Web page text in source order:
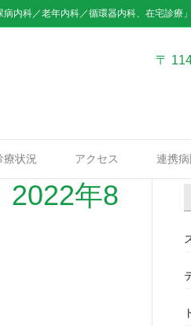
内科／老年内科／循環器内科、在宅診療
〒
療状況 アクセス 連携
2022年8